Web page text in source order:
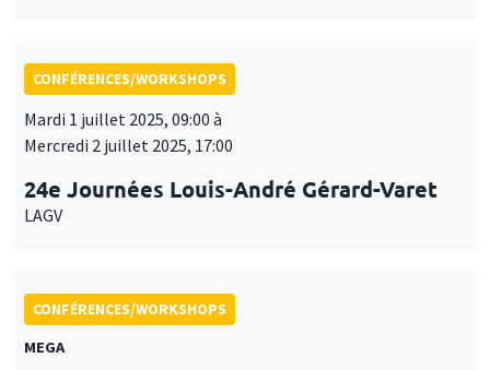
CONFÉRENCES/WORKSHOPS
Mardi 1 juillet 2025, 09:00 à
Mercredi 2 juillet 2025, 17:00
24e Journées Louis-André Gérard-Varet
LAGV
CONFÉRENCES/WORKSHOPS
MEGA